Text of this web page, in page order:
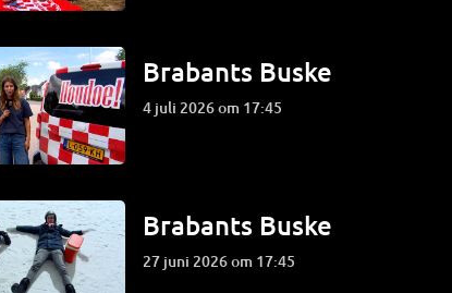
Brabants Buske
4 juli 2026 om 17:45
Brabants Buske
27 juni 2026 om 17:45